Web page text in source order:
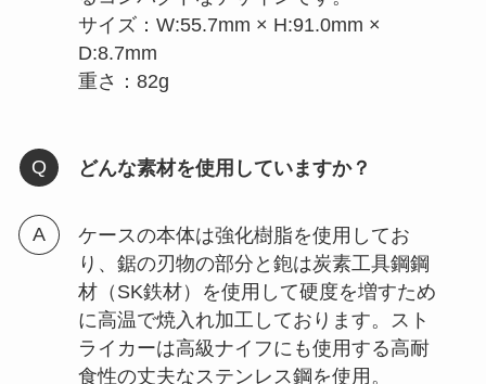
サイズ：W:55.7mm × H:91.0mm ×
D:8.7mm
重さ：82g
どんな素材を使用していますか？
ケースの本体は強化樹脂を使用してお
り、鋸の刃物の部分と鉋は炭素工具鋼鋼
材（SK鉄材）を使用して硬度を増すため
に高温で焼入れ加工しております。スト
ライカーは高級ナイフにも使用する高耐
食性の丈夫なステンレス鋼を使用。